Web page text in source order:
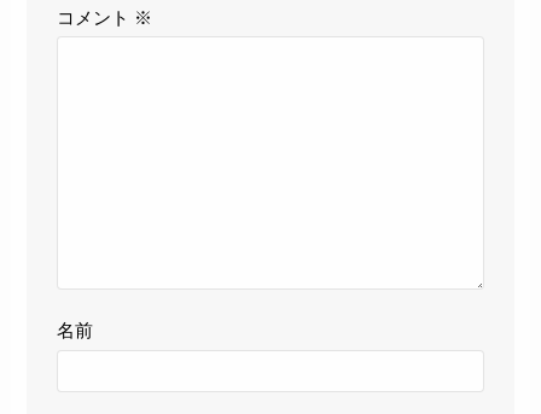
コメント ※
名前